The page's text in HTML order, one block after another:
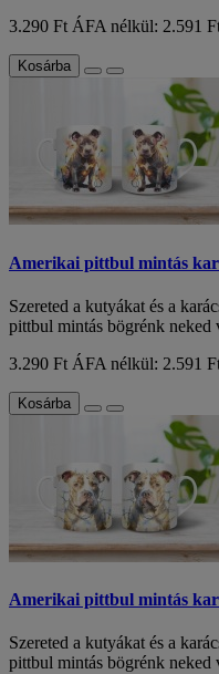
3.290 FtÁFA nélkül: 2.591
Kosárba
Amerikai pittbul mintás
Szereted a kutyákat és a
pittbul mintás bögrénk neked
3.290 Ft ÁFA nélkül: 2.591
Kosárba
Amerikai pittbul mintás
Szereted a kutyákat és a
pittbul mintás bögrénk neked